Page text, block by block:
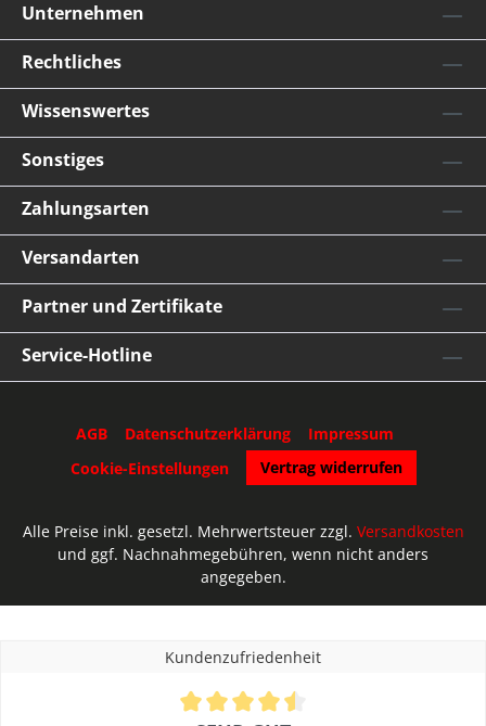
Unternehmen
Rechtliches
Wissenswertes
Sonstiges
Zahlungsarten
Versandarten
Partner und Zertifikate
Service-Hotline
AGB Datenschutzerklärung
Impressum
Cookie-Einstellungen
Vertrag widerrufen
Alle Preise inkl. gesetzl. Mehrwertsteuer zzgl. Versandkosten
und ggf. Nachnahmegebühren, wenn nicht anders
angegeben.
Kundenzufriedenheit